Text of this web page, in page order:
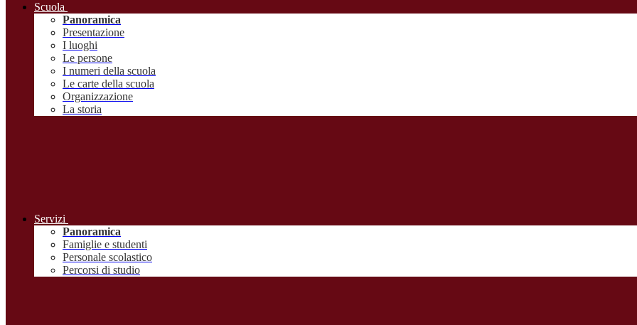
Scuola
Panoramica
Presentazione
I luoghi
Le persone
I numeri della scuola
Le carte della scuola
Organizzazione
La storia
Servizi
Panoramica
Famiglie e studenti
Personale scolastico
Percorsi di studio